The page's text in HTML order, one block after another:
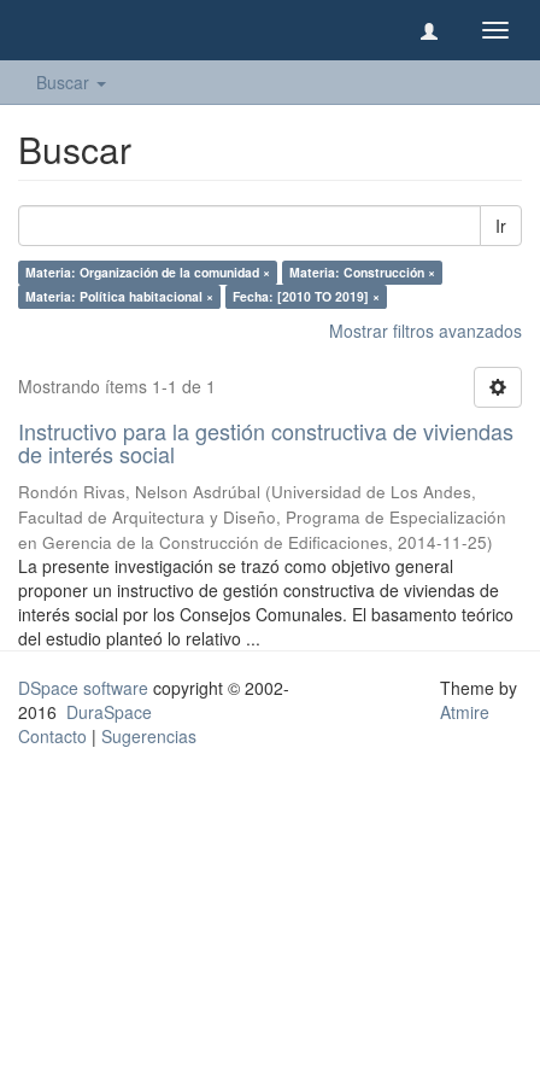
Buscar
Buscar
Ir
Materia: Organización de la comunidad ×
Materia: Construcción ×
Materia: Política habitacional ×
Fecha: [2010 TO 2019] ×
Mostrar filtros avanzados
Mostrando ítems 1-1 de 1
Instructivo para la gestión constructiva de viviendas
de interés social
Rondón Rivas, Nelson Asdrúbal (Universidad de Los Andes,
Facultad de Arquitectura y Diseño, Programa de Especialización
en Gerencia de la Construcción de Edificaciones, 2014-11-25)
La presente investigación se trazó como objetivo general
proponer un instructivo de gestión constructiva de viviendas de
interés social por los Consejos Comunales. El basamento teórico
del estudio planteó lo relativo ...
DSpace software copyright © 2002-
2016 DuraSpace
Contacto | Sugerencias
Theme by
Atmire